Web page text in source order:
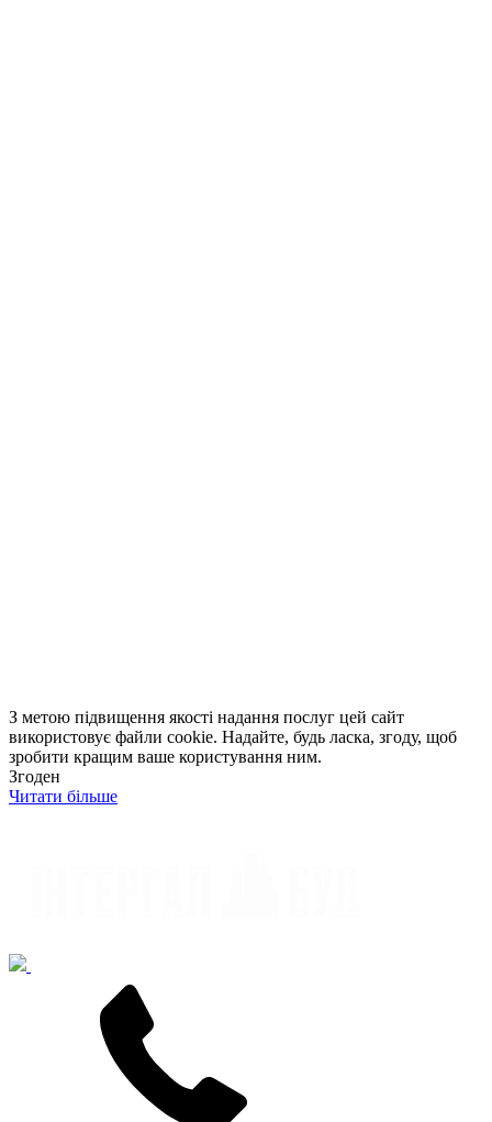
З метою підвищення якості надання послуг цей сайт
використовує файли cookie. Надайте, будь ласка, згоду, щоб
зробити кращим ваше користування ним.
Згоден
Читати більше